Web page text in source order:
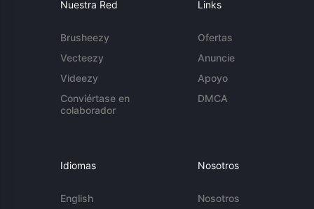
Nuestra Red
Brusheezy
Vecteezy
Videezy
Conviértase en
colaborador
Links
Ofertas
Anuncie
Apoyo
DMCA
Idiomas
English
Nosotros
Nosotros